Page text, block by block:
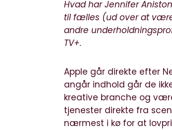
Hvad har Jennifer
til fælles (ud over at
andre
TV+.
Apple går direkte efter
angår indhold går de
kreative branche og
tjenester direkte fra
nærmest i kø for at